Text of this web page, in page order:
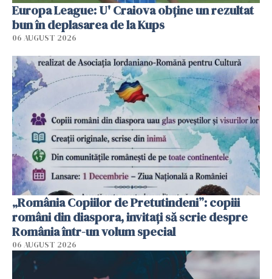
Europa League: U' Craiova obține un rezultat
bun în deplasarea de la Kups
06 AUGUST 2026
„România Copiilor de Pretutindeni”: copiii
români din diaspora, invitați să scrie despre
România într-un volum special
06 AUGUST 2026